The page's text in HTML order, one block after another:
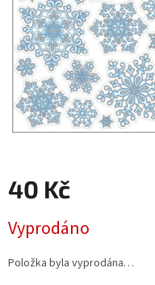
40 Kč
cena:
Vyprodáno
Položka byla vyprodána…